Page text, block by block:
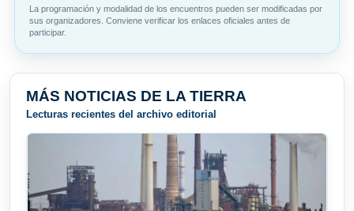
La programación y modalidad de los encuentros pueden ser modificadas por
sus organizadores. Conviene verificar los enlaces oficiales antes de
participar.
MÁS NOTICIAS DE LA TIERRA
Lecturas recientes del archivo editorial